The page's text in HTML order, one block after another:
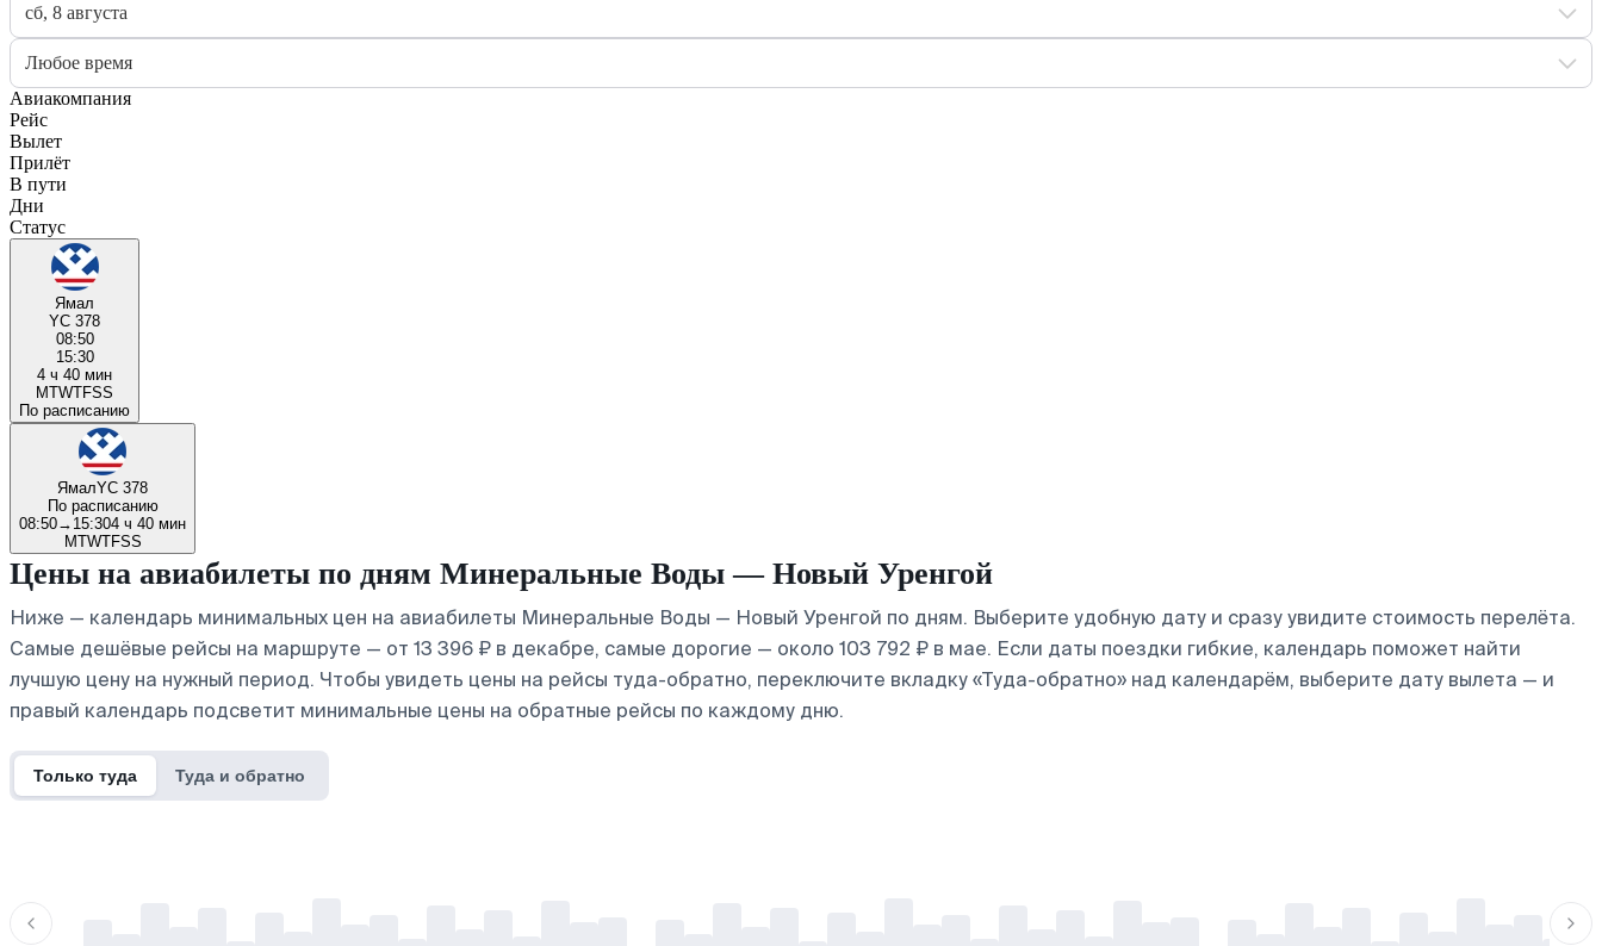
сб, 8 августа
Любое время
Авиакомпания
Рейс
Вылет
Прилёт
В пути
Дни
Статус
Ямал
YC 378
08:50
15:30
4 ч 40 мин
MTWTFSS
По расписанию
ЯмалYC 378
По расписанию
08:50→ 15:304 ч 40 мин
MTWTFSS
Цены на авиабилеты по дням Минеральные Воды — Новый Уренгой
Ниже — календарь минимальных цен на авиабилеты Минеральные Воды — Новый Уренгой по дням. Выберите удобную дату и сразу увидите стоимость перелёта.
Самые дешёвые рейсы на маршруте — от 13 396 ₽ в декабре, самые дорогие — около 103 792 ₽ в мае. Если даты поездки гибкие, календарь поможет найти
лучшую цену на нужный период. Чтобы увидеть цены на рейсы туда-обратно, переключите вкладку «Туда-обратно» над календарём, выберите дату вылета — и
правый календарь подсветит минимальные цены на обратные рейсы по каждому дню.
Только туда Туда и обратно